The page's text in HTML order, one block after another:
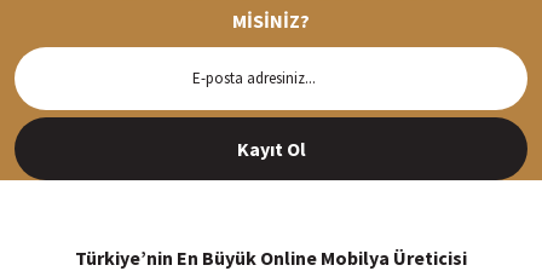
Siparişleriniz en kısa sürede hazırlanarak kargoya verilir
MİSİNİZ?
Kayıt Ol
Türkiye’nin En Büyük Online Mobilya Üreticisi